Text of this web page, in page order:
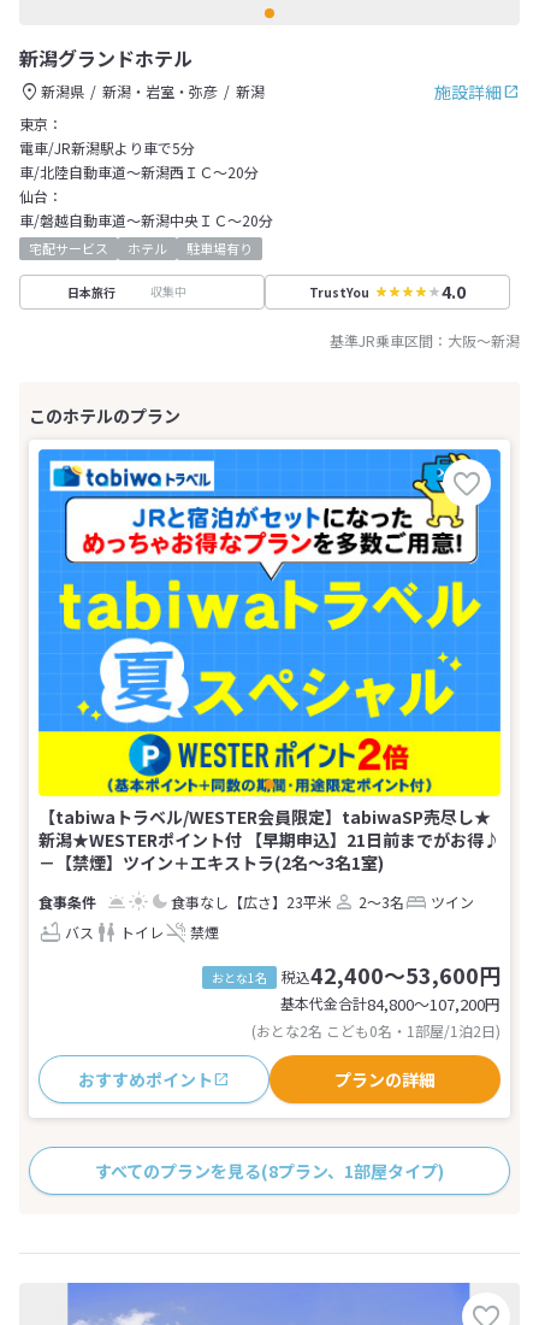
新潟グランドホテル
施設詳細
新潟県 新潟・岩室・弥彦
新潟
東京：
電車/JR新潟駅より車で5分
車/北陸自動車道～新潟西ＩＣ～20分
仙台：
車/磐越自動車道～新潟中央ＩＣ～20分
宅配サービス ホテル 駐車場有り
日本旅行 収集中 TrustYou 4.0
基準JR乗車区間： 大阪～新潟
【tabiwaトラベル/WESTER会員限定】tabiwaSP売尽し★
新潟★WESTERポイント付 【早期申込】21日前までがお得♪
－【禁煙】ツイン＋エキストラ(2名～3名1室)
食事なし 【広さ】23平米 2～3名
ツイン
バス
トイレ 禁煙
おとな1名 税込42,400～53,600円
基本代金合計84,800〜107,200円
(おとな2名 こども0名・1部屋/1泊2日)
おすすめポイント プランの詳細
すべてのプランを見る(8プラン、1部屋タイプ)